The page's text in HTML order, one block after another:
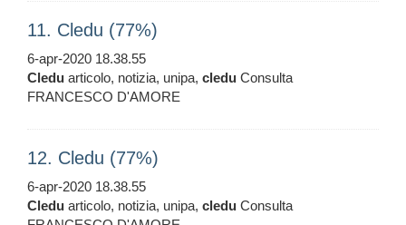
11. Cledu (77%)
6-apr-2020 18.38.55
Cledu articolo, notizia, unipa, cledu Consulta
FRANCESCO D'AMORE
12. Cledu (77%)
6-apr-2020 18.38.55
Cledu articolo, notizia, unipa, cledu Consulta